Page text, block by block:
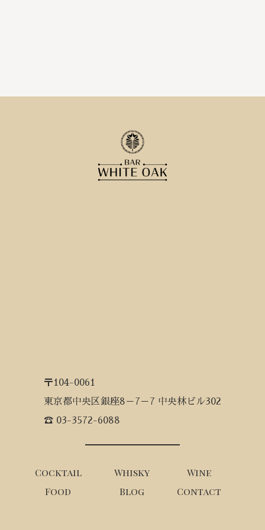
〒104-0061
東京都中央区銀座8－7－7 中央林ビル302
☎ 03-3572-6088
Cocktail Whisky
Wine
Food
Blog Contact